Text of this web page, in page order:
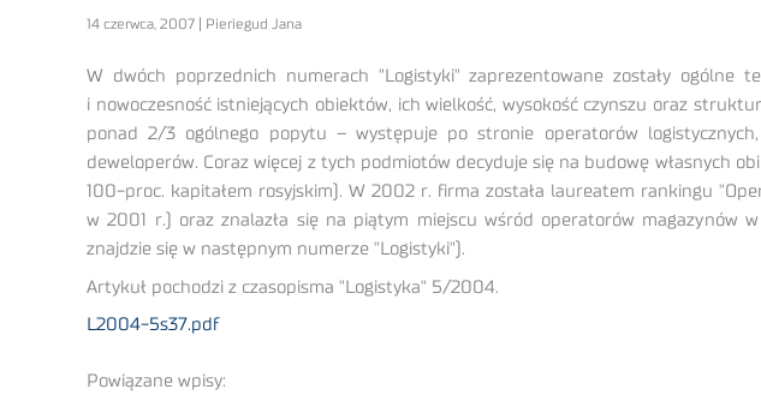
14 czerwca, 2007 | Pieriegud Jana
W dwóch poprzednich numerach "Logistyki" zaprezentowane zostały ogólne
i nowoczesność istniejących obiektów, ich wielkość, wysokość czynszu oraz
ponad 2/3 ogólnego popytu – występuje po stronie operatorów
deweloperów. Coraz więcej z tych podmiotów decyduje się na budowę własnych
100-proc. kapitałem rosyjskim). W 2002 r. firma została laureatem rankingu
w 2001 r.) oraz znalazła się na piątym miejscu wśród operatorów magazynów
znajdzie się w następnym numerze "Logistyki").
Artykuł pochodzi z czasopisma "Logistyka" 5/2004.
L2004-5s37.pdf
Powiązane wpisy: